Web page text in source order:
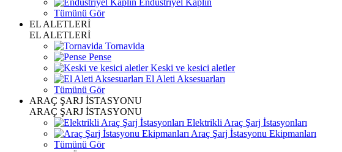
Endüstriyel Kaplin
Tümünü Gör
EL ALETLERİ
EL ALETLERİ
Tornavida
Pense
Keski ve kesici aletler
El Aleti Aksesuarları
Tümünü Gör
ARAÇ ŞARJ İSTASYONU
ARAÇ ŞARJ İSTASYONU
Elektrikli Araç Şarj İstasyonları
Araç Şarj İstasyonu Ekipmanları
Tümünü Gör